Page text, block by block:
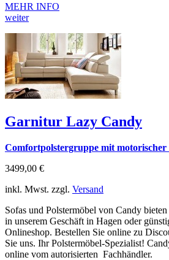
MEHR INFO
weiter
Garnitur Lazy Candy
Comfortpolstergruppe mit motorischer
3499,00 €
inkl. Mwst. zzgl. Versand
Sofas und Polstermöbel von Candy
in unserem Geschäft in Hagen oder
Onlineshop. Bestellen Sie online zu
Sie uns. Ihr Polstermöbel-Spezialist!
online vom autorisierten Fachhändler.